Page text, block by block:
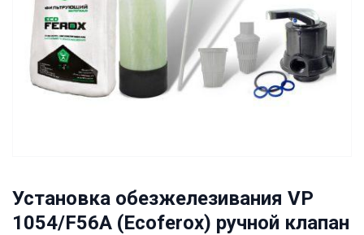
Установка обезжелезивания VP
1054/F56A (Ecoferox) ручной клапан